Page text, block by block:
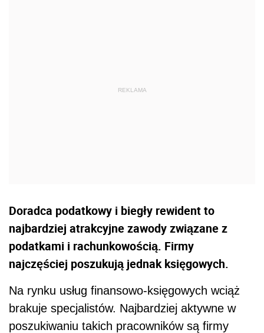
Doradca podatkowy i biegły rewident to
najbardziej atrakcyjne zawody związane z
podatkami i rachunkowością. Firmy
najczęściej poszukują jednak księgowych.
Na rynku usług finansowo-księgowych wciąż
brakuje specjalistów. Najbardziej aktywne w
poszukiwaniu takich pracowników są firmy